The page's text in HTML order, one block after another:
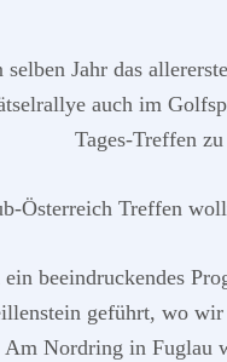
Jahr das
auch im
Tages-Treffen
Österreich Treffen
beeindruckendes
geführt, wo
Nordring in Fuglau